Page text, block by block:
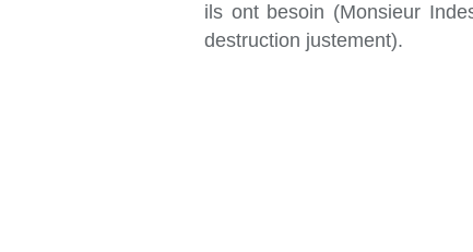
ils ont besoin (Monsieur
destruction justement).